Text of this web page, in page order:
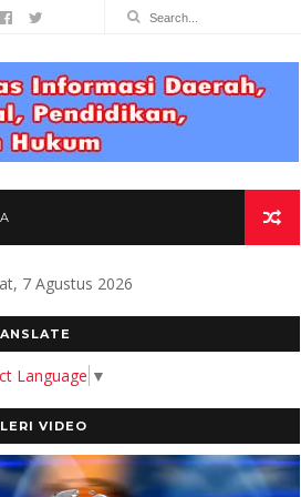
KAMI
7 Agustus 2026
Language ▼
VIDEO